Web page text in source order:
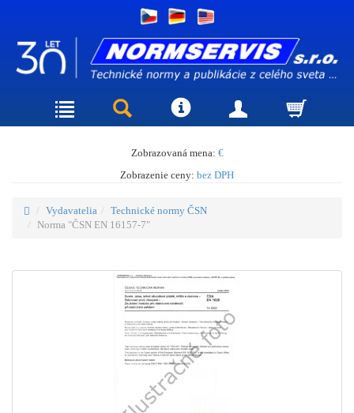
Zobrazovaná mena: €
Zobrazenie ceny: bez DPH
Vydavatelia
Technické normy ČSN
Norma "ČSN EN 16157-7"